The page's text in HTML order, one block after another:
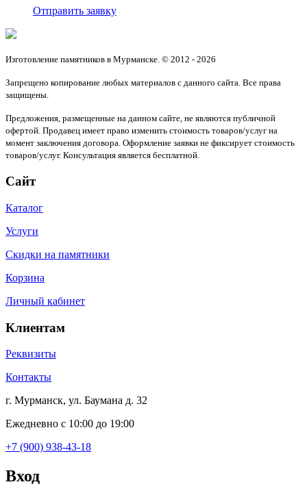
Отправить заявку
Изготовление памятников в Мурманске. © 2012 - 2026
Запрещено копирование любых материалов с данного сайта. Все права
защищены.
Предложения, размещенные на данном сайте, не являются публичной
офертой. Продавец имеет право изменить стоимость товаров/услуг на
момент заключения договора. Оформление заявки не фиксирует стоимость
товаров/услуг. Консультация является бесплатной.
Сайт
Каталог
Услуги
Скидки на памятники
Корзина
Личный кабинет
Клиентам
Реквизиты
Контакты
г. Мурманск, ул. Баумана д. 32
Ежедневно с 10:00 до 19:00
+7 (900) 938-43-18
Вход